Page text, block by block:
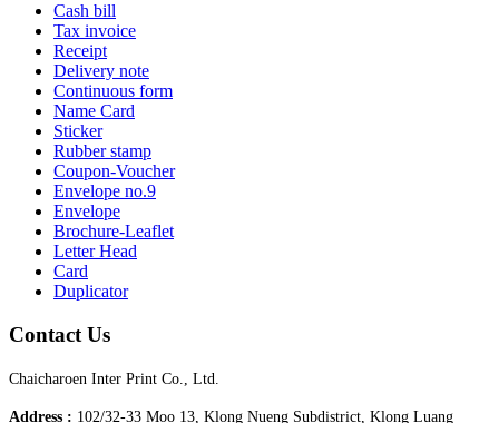
Cash bill
Tax invoice
Receipt
Delivery note
Continuous form
Name Card
Sticker
Rubber stamp
Coupon-Voucher
Envelope no.9
Envelope
Brochure-Leaflet
Letter Head
Card
Duplicator
Contact Us
Chaicharoen Inter Print Co., Ltd.
Address : 102/32-33 Moo 13, Klong Nueng Subdistrict, Klong Luang